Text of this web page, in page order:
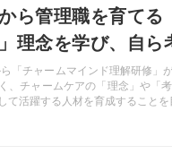
ら管理職を育てる
理念を学び、自ら
「チャームマインド理解研修」
、チャームケアの「理念」や「
て活躍する人材を育成することを